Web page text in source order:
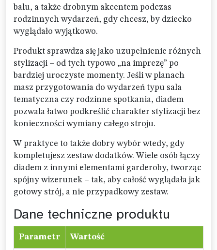
balu, a także drobnym akcentem podczas
rodzinnych wydarzeń, gdy chcesz, by dziecko
wyglądało wyjątkowo.
Produkt sprawdza się jako uzupełnienie różnych
stylizacji – od tych typowo „na imprezę” po
bardziej uroczyste momenty. Jeśli w planach
masz przygotowania do wydarzeń typu sala
tematyczna czy rodzinne spotkania, diadem
pozwala łatwo podkreślić charakter stylizacji bez
konieczności wymiany całego stroju.
W praktyce to także dobry wybór wtedy, gdy
kompletujesz zestaw dodatków. Wiele osób łączy
diadem z innymi elementami garderoby, tworząc
spójny wizerunek – tak, aby całość wyglądała jak
gotowy strój, a nie przypadkowy zestaw.
Dane techniczne produktu
Parametr Wartość